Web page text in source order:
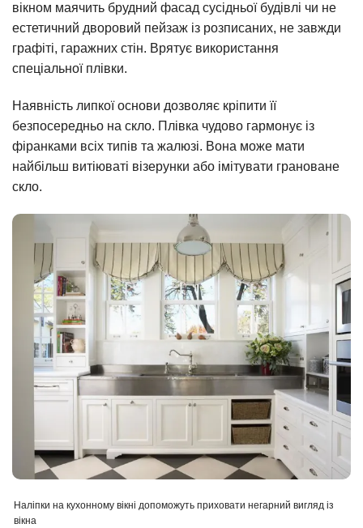
вікном маячить брудний фасад сусідньої будівлі чи не
естетичний дворовий пейзаж із розписаних, не завжди
графіті, гаражних стін. Врятує використання
спеціальної плівки.
Наявність липкої основи дозволяє кріпити її
безпосередньо на скло. Плівка чудово гармонує із
фіранками всіх типів та жалюзі. Вона може мати
найбільш витіюваті візерунки або імітувати грановане
скло.
Наліпки на кухонному вікні допоможуть приховати негарний вигляд із
вікна